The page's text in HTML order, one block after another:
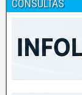
CONSULTAS